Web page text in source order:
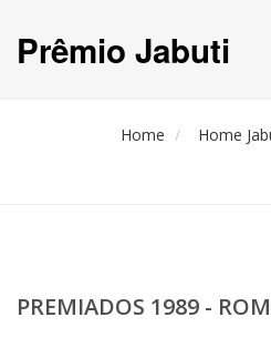
Prêmio Jabuti
Home Home
PREMIADOS 1989 -